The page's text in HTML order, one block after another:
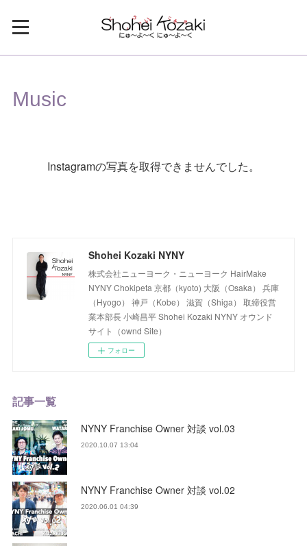
Music
Instagramの写真を取得できませんでした。
Shohei Kozaki NYNY
株式会社ニューヨーク・ニューヨーク HairMake
NYNY Chokipeta 京都（kyoto) 大阪（Osaka） 兵庫
（Hyogo） 神戸（Kobe） 滋賀（Shiga） 取締役営
業本部長 小崎昌平 Shohei Kozaki NYNY オウンド
サイト（ownd Site）
フォロー
記事一覧
NYNY Franchise Owner 対談 vol.03
2020.10.07 13:04
NYNY Franchise Owner 対談 vol.02
2020.06.01 04:39